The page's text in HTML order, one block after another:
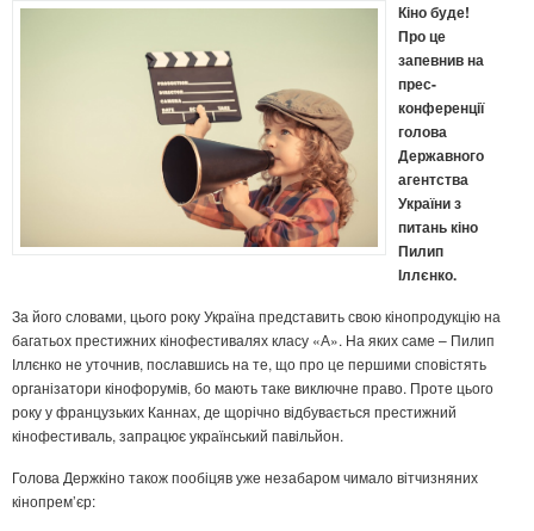
Кіно буде!
Про це
запевнив на
прес-
конференції
голова
Державного
агентства
України з
питань кіно
Пилип
Іллєнко.
За його словами, цього року Україна представить свою кінопродукцію на
багатьох престижних кінофестивалях класу «А». На яких саме – Пилип
Іллєнко не уточнив, пославшись на те, що про це першими сповістять
організатори кінофорумів, бо мають таке виключне право. Проте цього
року у французьких Каннах, де щорічно відбувається престижний
кінофестиваль, запрацює український павільйон.
Голова Держкіно також пообіцяв уже незабаром чимало вітчизняних
кінопрем’єр: